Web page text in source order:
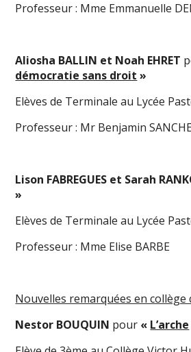
Professeur : Mme Emmanuelle
Aliosha BALLIN et Noah EHRET
démocratie sans droit »
Elèves de Terminale au Lycée
Professeur : Mr Benjamin
Lison FABREGUES et Sarah
»
Elèves de Terminale au Lycée
Professeur : Mme Elise BARBE
Nouvelles remarquées en
Nestor BOUQUIN pour « L’arche